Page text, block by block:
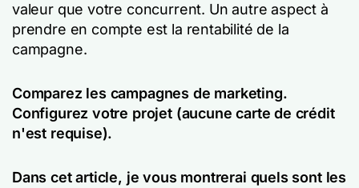
valeur que votre concurrent. Un autre aspect à
prendre en compte est la rentabilité de la
campagne.
Comparez les campagnes de marketing.
Configurez votre projet (aucune carte de crédit
n'est requise).
Dans cet article, je vous montrerai quels sont les